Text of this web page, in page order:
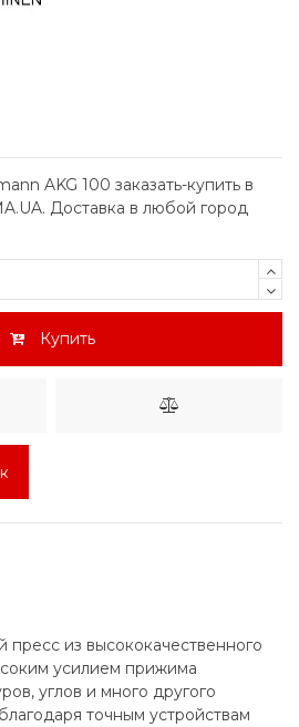
AKG 100 заказать-купить в
Доставка в любой город
Купить
из высококачественного
усилием прижима
углов и много другого
точным устройствам